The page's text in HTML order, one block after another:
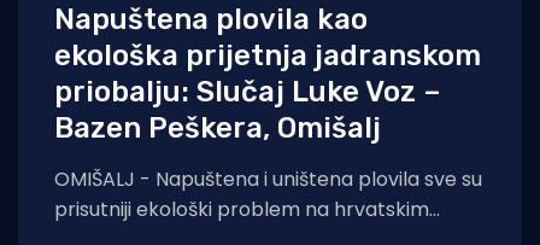
Napuštena plovila kao
ekološka prijetnja jadranskom
priobalju: Slučaj Luke Voz –
Bazen Peškera, Omišalj
OMIŠALJ - Napuštena i uništena plovila sve su
prisutniji ekološki problem na hrvatskim